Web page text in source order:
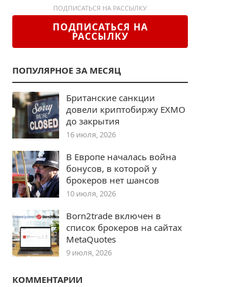
ПОДПИСАТЬСЯ НА РАССЫЛКУ
ПОДПИСАТЬСЯ НА
РАССЫЛКУ
ПОПУЛЯРНОЕ ЗА МЕСЯЦ
Британские санкции
довели криптобиржу EXMO
до закрытия
16 июля, 2026
В Европе началась война
бонусов, в которой у
брокеров нет шансов
10 июля, 2026
Born2trade включен в
список брокеров на сайтах
MetaQuotes
9 июля, 2026
КОММЕНТАРИИ